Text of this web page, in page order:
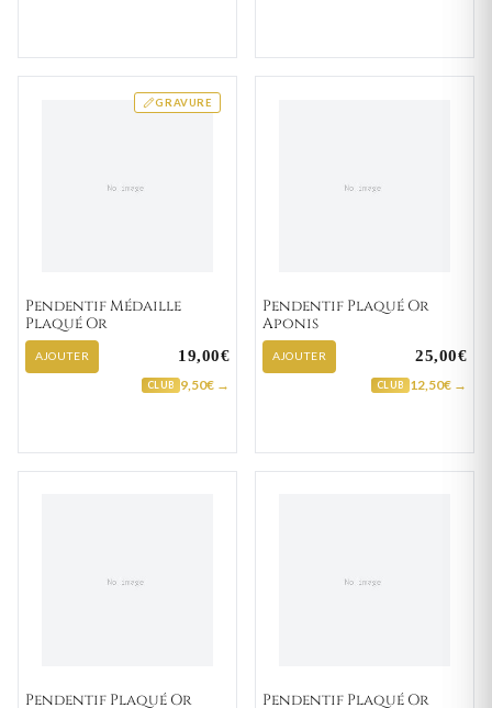
GRAVURE
Pendentif Médaille
Plaqué Or
AJOUTER 19,00€
CLUB 9,50€ →
Pendentif Plaqué Or
Aponis
AJOUTER 25,00€
CLUB 12,50€ →
Pendentif Plaqué Or
Pendentif Plaqué Or